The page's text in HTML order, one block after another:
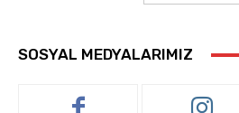
SOSYAL MEDYALARIMIZ